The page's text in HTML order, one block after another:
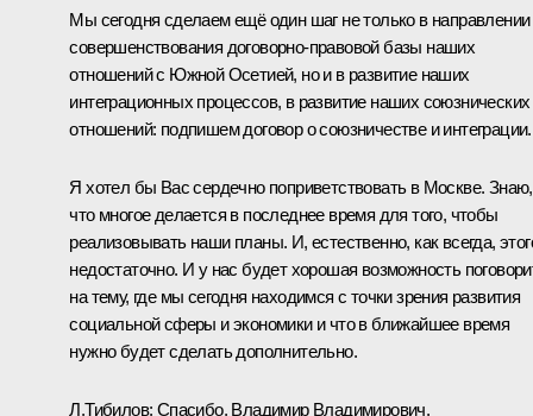
Мы сегодня сделаем ещё один шаг не только в направлении
совершенствования договорно-правовой базы наших
отношений с Южной Осетией, но и в развитие наших
интеграционных процессов, в развитие наших союзнических
отношений: подпишем договор о союзничестве и интеграции.
Я хотел бы Вас сердечно поприветствовать в Москве. Знаю,
что многое делается в последнее время для того, чтобы
реализовывать наши планы. И, естественно, как всегда,
недостаточно. И у нас будет хорошая возможность
на тему, где мы сегодня находимся с точки зрения развития
социальной сферы и экономики и что в ближайшее время
нужно будет сделать дополнительно.
Л.Тибилов: Спасибо, Владимир Владимирович,